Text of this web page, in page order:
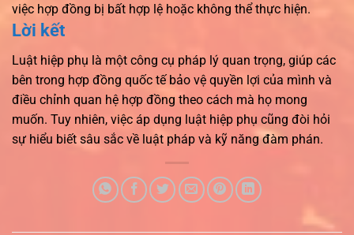
việc hợp đồng bị bất hợp lệ hoặc không thể thực hiện.
Lời kết
Luật hiệp phụ là một công cụ pháp lý quan trọng, giúp các
bên trong hợp đồng quốc tế bảo vệ quyền lợi của mình và
điều chỉnh quan hệ hợp đồng theo cách mà họ mong
muốn. Tuy nhiên, việc áp dụng luật hiệp phụ cũng đòi hỏi
sự hiểu biết sâu sắc về luật pháp và kỹ năng đàm phán.